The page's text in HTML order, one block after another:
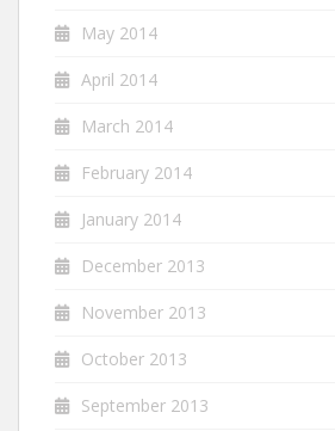
May 2014
April 2014
March 2014
February 2014
January 2014
December 2013
November 2013
October 2013
September 2013